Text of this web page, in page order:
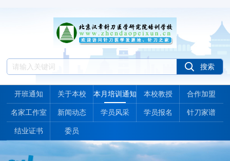
开班通知 关于本校 本月培训通知 本校教授 合作加盟
名家工作室 新闻动态 学员风采 学员报名 针刀家谱
结业证书 委员